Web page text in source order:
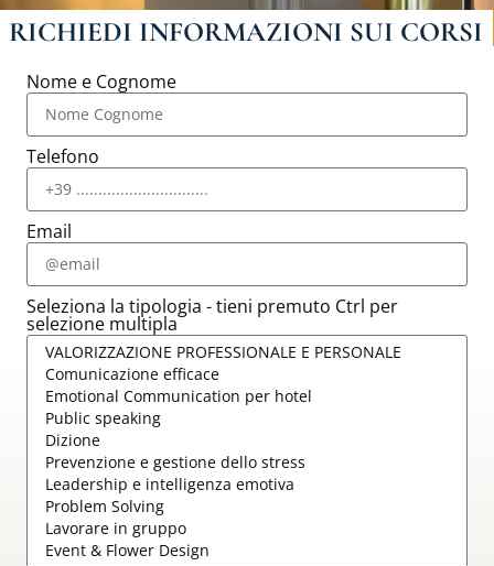
RICHIEDI INFORMAZIONI SUI CORSI
Nome e Cognome
Telefono
Email
Seleziona la tipologia - tieni premuto Ctrl per
selezione multipla